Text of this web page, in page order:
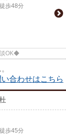
歩48分
談OK◆
合わせはこちら
歩45分